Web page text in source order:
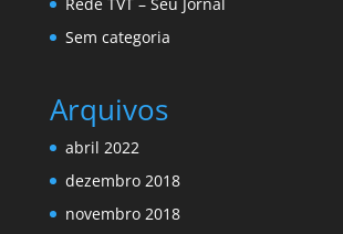
Sem categoria
Arquivos
abril 2022
dezembro 2018
novembro 2018